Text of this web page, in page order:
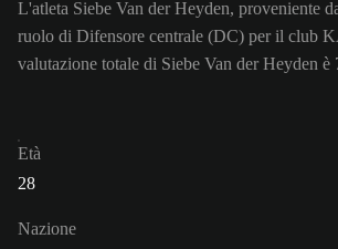
L'atleta Siebe Van der Heyden, proveniente
ruolo di Difensore centrale (DC) per il club
valutazione totale di Siebe Van der Heyden è
Età
28
Nazione